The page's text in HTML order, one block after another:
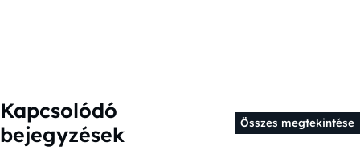
Kapcsolódó
bejegyzések
Összes megtekintése